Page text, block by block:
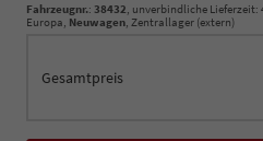
Fahrzeugnr.: 38432, unverbindliche Lieferzeit:
Europa, Neuwagen, Zentrallager (extern)
Gesamtpreis